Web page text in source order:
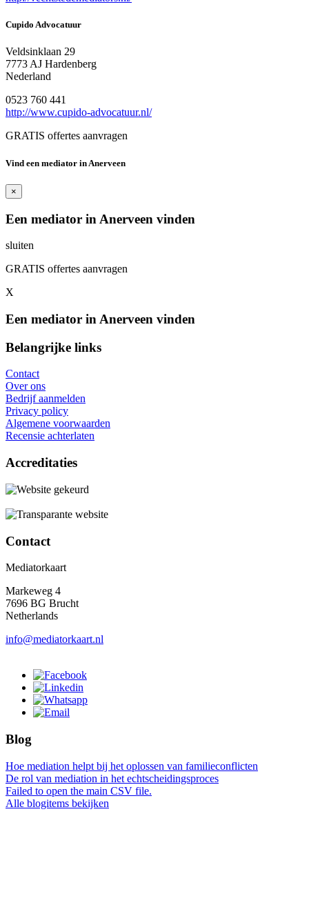
Cupido Advocatuur
Veldsinklaan 29
7773 AJ Hardenberg
Nederland
0523 760 441
http://www.cupido-advocatuur.nl/
GRATIS offertes aanvragen
Vind een mediator in Anerveen
×
Een mediator in Anerveen vinden
sluiten
GRATIS offertes aanvragen
X
Een mediator in Anerveen vinden
Belangrijke links
Contact
Over ons
Bedrijf aanmelden
Privacy policy
Algemene voorwaarden
Recensie achterlaten
Accreditaties
Contact
Mediatorkaart
Markeweg 4
7696 BG Brucht
Netherlands
info@mediatorkaart.nl
Blog
Hoe mediation helpt bij het oplossen van familieconflicten
De rol van mediation in het echtscheidingsproces
Failed to open the main CSV file.
Alle blogitems bekijken